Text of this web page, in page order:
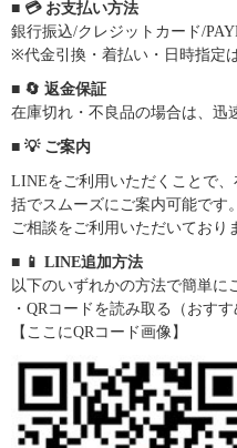
■ 💳 お支払い方法
銀行振込/クレジットカード/
※代金引換・着払い・日時指定
■ 🔄 返金保証
在庫切れ・不良品の場合は、迅
■ 💡 ご案内
LINEをご利用いただくことで
括でスムーズにご案内可能です
ご相談をご利用いただいており
■ 📱 LINE追加方法
以下のいずれかの方法で簡単に
・QRコードを読み取る（おすす
【ここにQRコード画像】